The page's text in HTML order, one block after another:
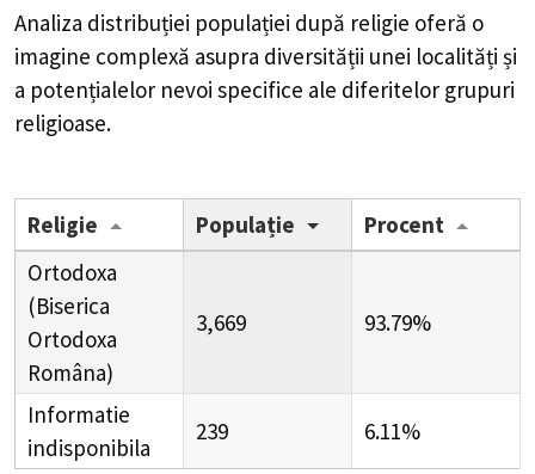
Analiza distribuției populației după religie oferă o
imagine complexă asupra diversității unei localități și
a potențialelor nevoi specifice ale diferitelor grupuri
religioase.
Religie Populație
Procent
Ortodoxa
(Biserica
Ortodoxa
Româna)
3,669 93.79%
Informatie
indisponibila
239 6.11%